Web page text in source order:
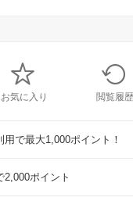
お気に入り 閲覧履歴
で最大1,000ポイント！
ポイント